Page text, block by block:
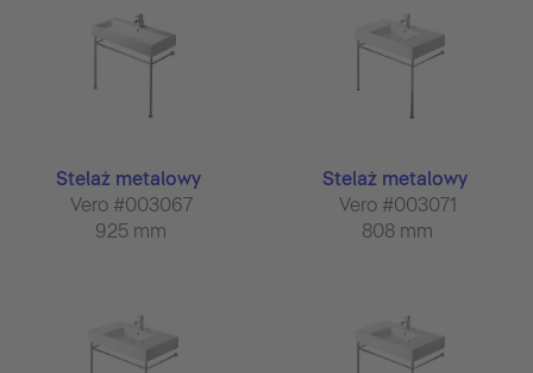
Stelaż metalowy
Vero #003067
925 mm
Stelaż metalowy
Vero #003071
808 mm